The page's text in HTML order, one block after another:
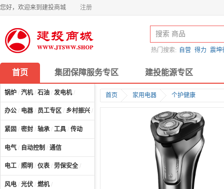
您好，欢迎来到建投商城 注册
热门搜索: 自营 得力 震坤
首页 集团保障服务专区 建投能源专区
锅炉 / 汽机/ 石油 / 发电机/
办公 / 电器 / 员工专区 / 乡村振兴 /
紧固 / 密封 / 轴承 / 工具 / 传动
电气 / 自动控制 / 通信
电工 / 照明 / 仪表 / 劳保安全 /
风电 / 光伏 / 燃机/
首页 家用电器 个护健康